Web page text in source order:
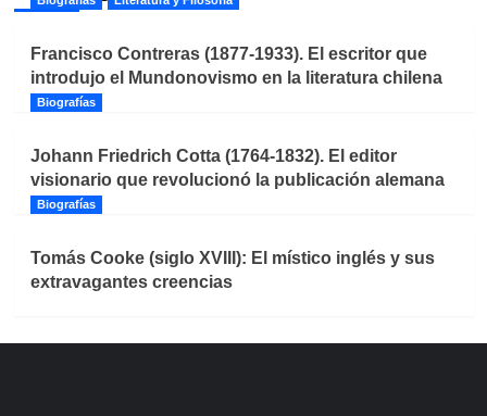
Francisco Contreras (1877-1933). El escritor que
introdujo el Mundonovismo en la literatura chilena
Biografías
Johann Friedrich Cotta (1764-1832). El editor
visionario que revolucionó la publicación alemana
Biografías
Tomás Cooke (siglo XVIII): El místico inglés y sus
extravagantes creencias